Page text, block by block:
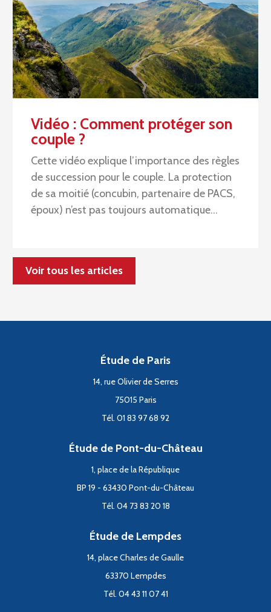
Vidéo : Comment protéger son
couple ?
Cette vidéo explique l’importance des règles
de succession pour le couple. La protection
de sa moitié (concubin, partenaire de PACS,
époux) n’est pas toujours automatique…
Voir tous les articles
Étude de Paris
14, rue Olivier de Serres
75015 Paris
Tél. 01 83 97 68 92
Étude de Pont-du-Château
1, place de la République
BP 19 - 63430 Pont-du-Château
Tél. 04 73 83 20 18
Étude de Lempdes
14, place Charles de Gaulle
63370 Lempdes
Tél. 04 43 11 07 41